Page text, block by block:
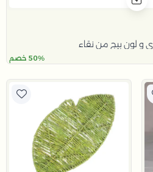
و لون بيج من نقاء
50% خصم